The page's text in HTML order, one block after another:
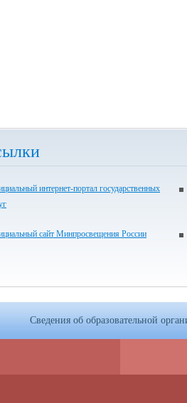
интернет-портал государственных
сайт Минпросвещения России
Сведения об образовательной